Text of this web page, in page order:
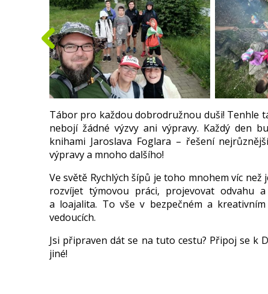
Tábor pro každou dobrodružnou duši! Tenhle
nebojí žádné výzvy ani výpravy. Každý den
knihami Jaroslava Foglara – řešení
výpravy a mnoho dalšího!
Ve světě Rychlých šípů je toho mnohem víc
rozvíjet týmovou práci, projevovat odvahu
a loajalita. To vše v bezpečném a
vedoucích.
Jsi připraven dát se na tuto cestu? Připoj se k
jiné!